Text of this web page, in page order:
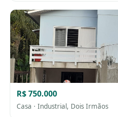
R$ 750.000
Casa · Industrial, Dois Irmãos